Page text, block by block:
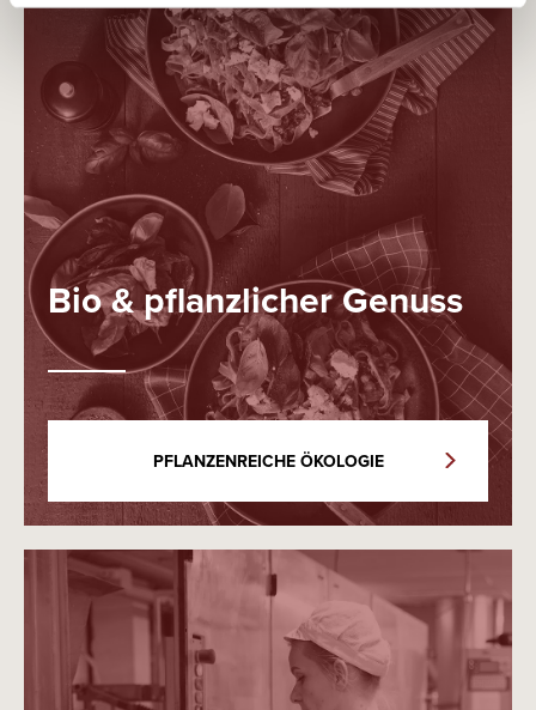
Bio & pflanzlicher Genuss
PFLANZENREICHE ÖKOLOGIE